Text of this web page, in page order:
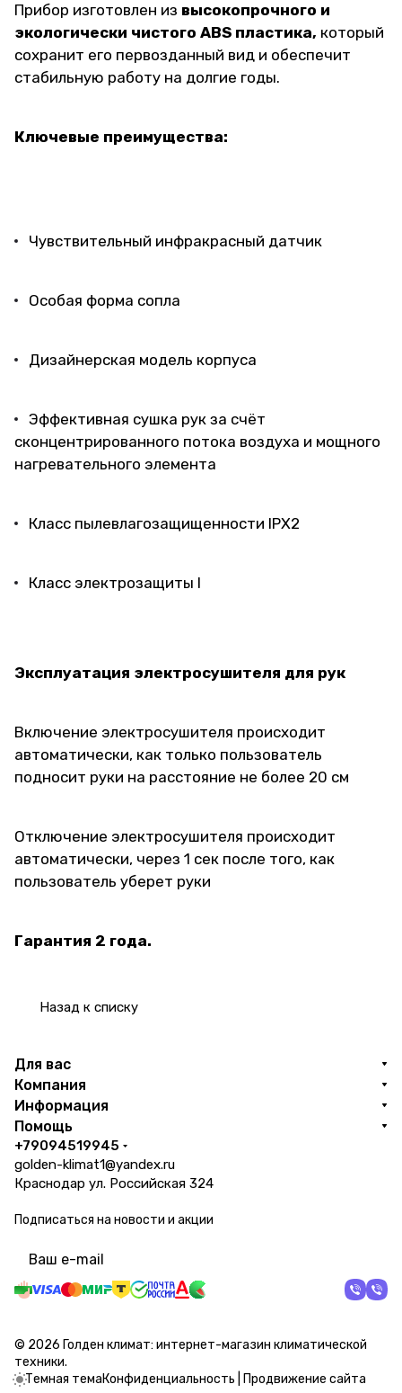
Прибор изготовлен из высокопрочного и
экологически чистого ABS пластика, который
сохранит его первозданный вид и обеспечит
стабильную работу на долгие годы.
Ключевые преимущества:
Чувствительный инфракрасный датчик
Особая форма сопла
Дизайнерская модель корпуса
Эффективная сушка рук за счёт
сконцентрированного потока воздуха и мощного
нагревательного элемента
Класс пылевлагозащищенности IPX2
Класс электрозащиты I
Эксплуатация электросушителя для рук
Включение электросушителя происходит
автоматически, как только пользователь
подносит руки на расстояние не более 20 см
Отключение электросушителя происходит
автоматически, через 1 сек после того, как
пользователь уберет руки
Гарантия 2 года.
Назад к списку
Для вас
Компания
Информация
Помощь
+79094519945
golden-klimat1@yandex.ru
Краснодар ул. Российская 324
Подписаться на новости и акции
© 2026 Голден климат: интернет-магазин климатической
техники.
Темная темаКонфиденциальность Продвижение сайта